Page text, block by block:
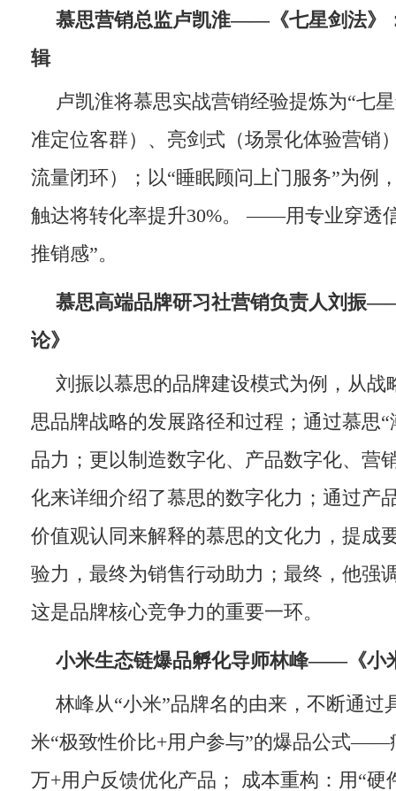
慕思营销总监卢凯淮——《七星剑法》
辑
卢凯淮将慕思实战营销经验提炼为“七
准定位客群）、亮剑式（场景化体验营销
流量闭环）；以“睡眠顾问上门服务”为例
触达将转化率提升30%。 ——用专业穿透
推销感”。
慕思高端品牌研习社营销负责人刘振
论》
刘振以慕思的品牌建设模式为例，从战
思品牌战略的发展路径和过程；通过慕思
品力；更以制造数字化、产品数字化、营
化来详细介绍了慕思的数字化力；通过产
价值观认同来解释的慕思的文化力，提成
验力，最终为销售行动助力；最终，他强
这是品牌核心竞争力的重要一环。
小米生态链爆品孵化导师林峰——《小
林峰从“小米”品牌名的由来，不断通过
米“极致性价比+用户参与”的爆品公式——
万+用户反馈优化产品； 成本重构：用“硬